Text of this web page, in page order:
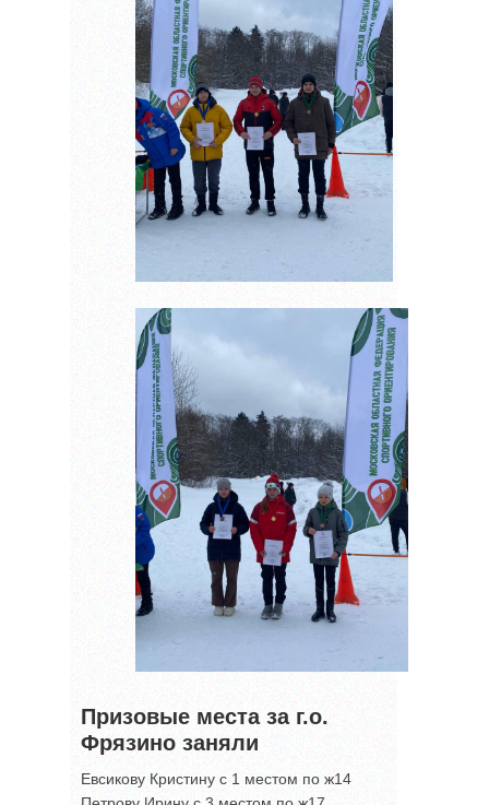
Призовые места за г.о.
Фрязино заняли
Евсикову Кристину с 1 местом по ж14